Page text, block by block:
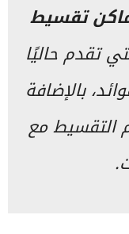
تقسيط
تقدم حاليًا
بالإضافة
التقسيط مع